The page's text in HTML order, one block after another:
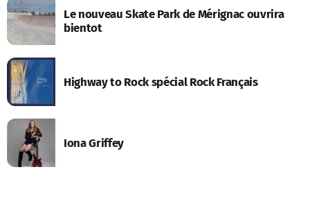
Le nouveau Skate Park de Mérignac ouvrira
bientot
Highway to Rock spécial Rock Français
Iona Griffey